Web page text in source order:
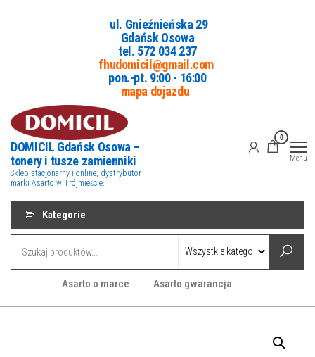
ul. Gnieźnieńska 29
Gdańsk Osowa
tel. 572 034 237
fhudomicil@gmail.com
pon.-pt. 9:00 - 16:00
mapa dojazdu
DOMICIL Gdańsk Osowa –
tonery i tusze zamienniki
Sklep stacjonarny i online, dystrybutor
marki Asarto w Trójmieście.
0
Menu
Kategorie
Asarto o marce Asarto gwarancja